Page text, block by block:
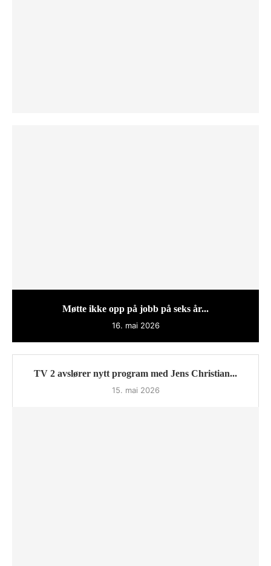
Møtte ikke opp på jobb på seks år...
16. mai 2026
TV 2 avslører nytt program med Jens Christian...
15. mai 2026